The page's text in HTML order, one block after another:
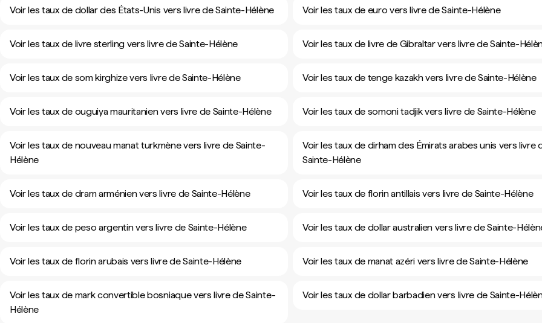
Voir les taux de dollar des États-Unis vers livre de Sainte-Hélène
Voir les taux de euro vers livre de Sainte-Hélène
Voir les taux de livre sterling vers livre de Sainte-Hélène Voir les taux de livre de Gibraltar vers livre de Sainte-
Voir les taux de som kirghize vers livre de Sainte-Hélène Voir les taux de tenge kazakh vers livre de Sainte-Hélène
Voir les taux de ouguiya mauritanien vers livre de Sainte-Hélène Voir les taux de somoni tadjik vers livre de Sainte-Hélène
Voir les taux de nouveau manat turkmène vers livre de Sainte-
Hélène
Voir les taux de dirham des Émirats arabes unis vers livre
Sainte-Hélène
Voir les taux de dram arménien vers livre de Sainte-Hélène Voir les taux de florin antillais vers livre de Sainte-Hélène
Voir les taux de peso argentin vers livre de Sainte-Hélène Voir les taux de dollar australien vers livre de Sainte-
Voir les taux de florin arubais vers livre de Sainte-Hélène Voir les taux de manat azéri vers livre de Sainte-Hélène
Voir les taux de mark convertible bosniaque vers livre de Sainte-
Hélène
Voir les taux de dollar barbadien vers livre de Sainte-